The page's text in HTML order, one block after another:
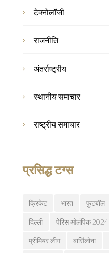
टेक्नोलॉजी
राजनीति
अंतर्राष्ट्रीय
स्थानीय समाचार
राष्ट्रीय समाचार
प्रसिद्ध टग्स
क्रिकेट भारत फुटबॉल
दिल्ली पेरिस ओलंपिक 2024
प्रीमियर लीग बार्सिलोना